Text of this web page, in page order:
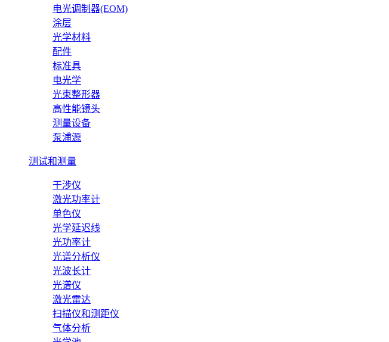
电光调制器(EOM)
涂层
光学材料
配件
标准具
电光学
光束整形器
高性能镜头
测量设备
泵浦源
测试和测量
干涉仪
激光功率计
单色仪
光学延迟线
光功率计
光谱分析仪
光波长计
光谱仪
激光雷达
扫描仪和测距仪
气体分析